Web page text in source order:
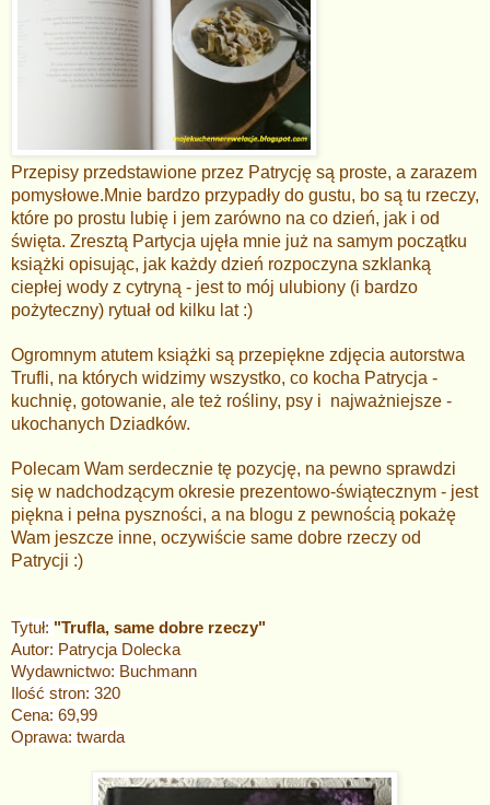
Przepisy przedstawione przez Patrycję są proste, a zarazem
pomysłowe.Mnie bardzo przypadły do gustu, bo są tu rzeczy,
które po prostu lubię i jem zarówno na co dzień, jak i od
święta. Zresztą Partycja ujęła mnie już na samym początku
książki opisując, jak każdy dzień rozpoczyna szklanką
ciepłej wody z cytryną - jest to mój ulubiony (i bardzo
pożyteczny) rytuał od kilku lat :)
Ogromnym atutem książki są przepiękne zdjęcia autorstwa
Trufli, na których widzimy wszystko, co kocha Patrycja -
kuchnię, gotowanie, ale też rośliny, psy i najważniejsze -
ukochanych Dziadków.
Polecam Wam serdecznie tę pozycję, na pewno sprawdzi
się w nadchodzącym okresie prezentowo-świątecznym - jest
piękna i pełna pyszności, a na blogu z pewnością pokażę
Wam jeszcze inne, oczywiście same dobre rzeczy od
Patrycji :)
Tytuł: "Trufla, same dobre rzeczy"
Autor: Patrycja Dolecka
Wydawnictwo: Buchmann
Ilość stron: 320
Cena: 69,99
Oprawa: twarda